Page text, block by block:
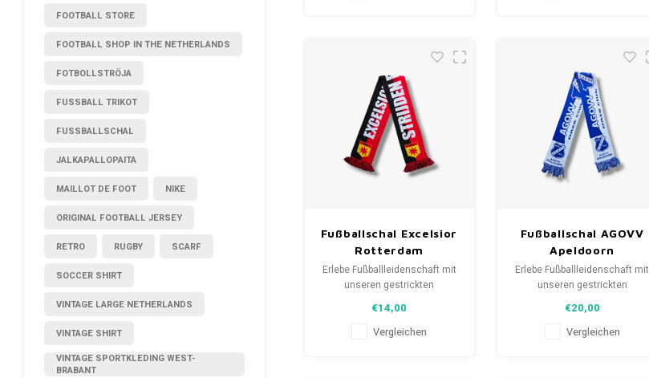
FOOTBALL STORE
FOOTBALL SHOP IN THE NETHERLANDS
FOTBOLLSTRÖJA
FUSSBALL TRIKOT
FUSSBALLSCHAL
JALKAPALLOPAITA
MAILLOT DE FOOT NIKE
ORIGINAL FOOTBALL JERSEY
RETRO RUGBY SCARF
SOCCER SHIRT
VINTAGE LARGE NETHERLANDS
VINTAGE SHIRT
VINTAGE SPORTKLEDING WEST-
BRABANT
Deine Quelle für einzigartige
Deine Quelle für einzigartige
Fußballschal Excelsior
Rotterdam
Erlebe Fußballleidenschaft mit
unseren gestrickten
bis Spielernamen, jedes
erzählt eine Geschichte.
€14,00
Vergleichen
Fußballschal AGOVV
Apeldoorn
Erlebe Fußballleidenschaft mit
unseren gestrickten
bis Spielernamen, jedes
erzählt eine Geschichte.
€20,00
Vergleichen